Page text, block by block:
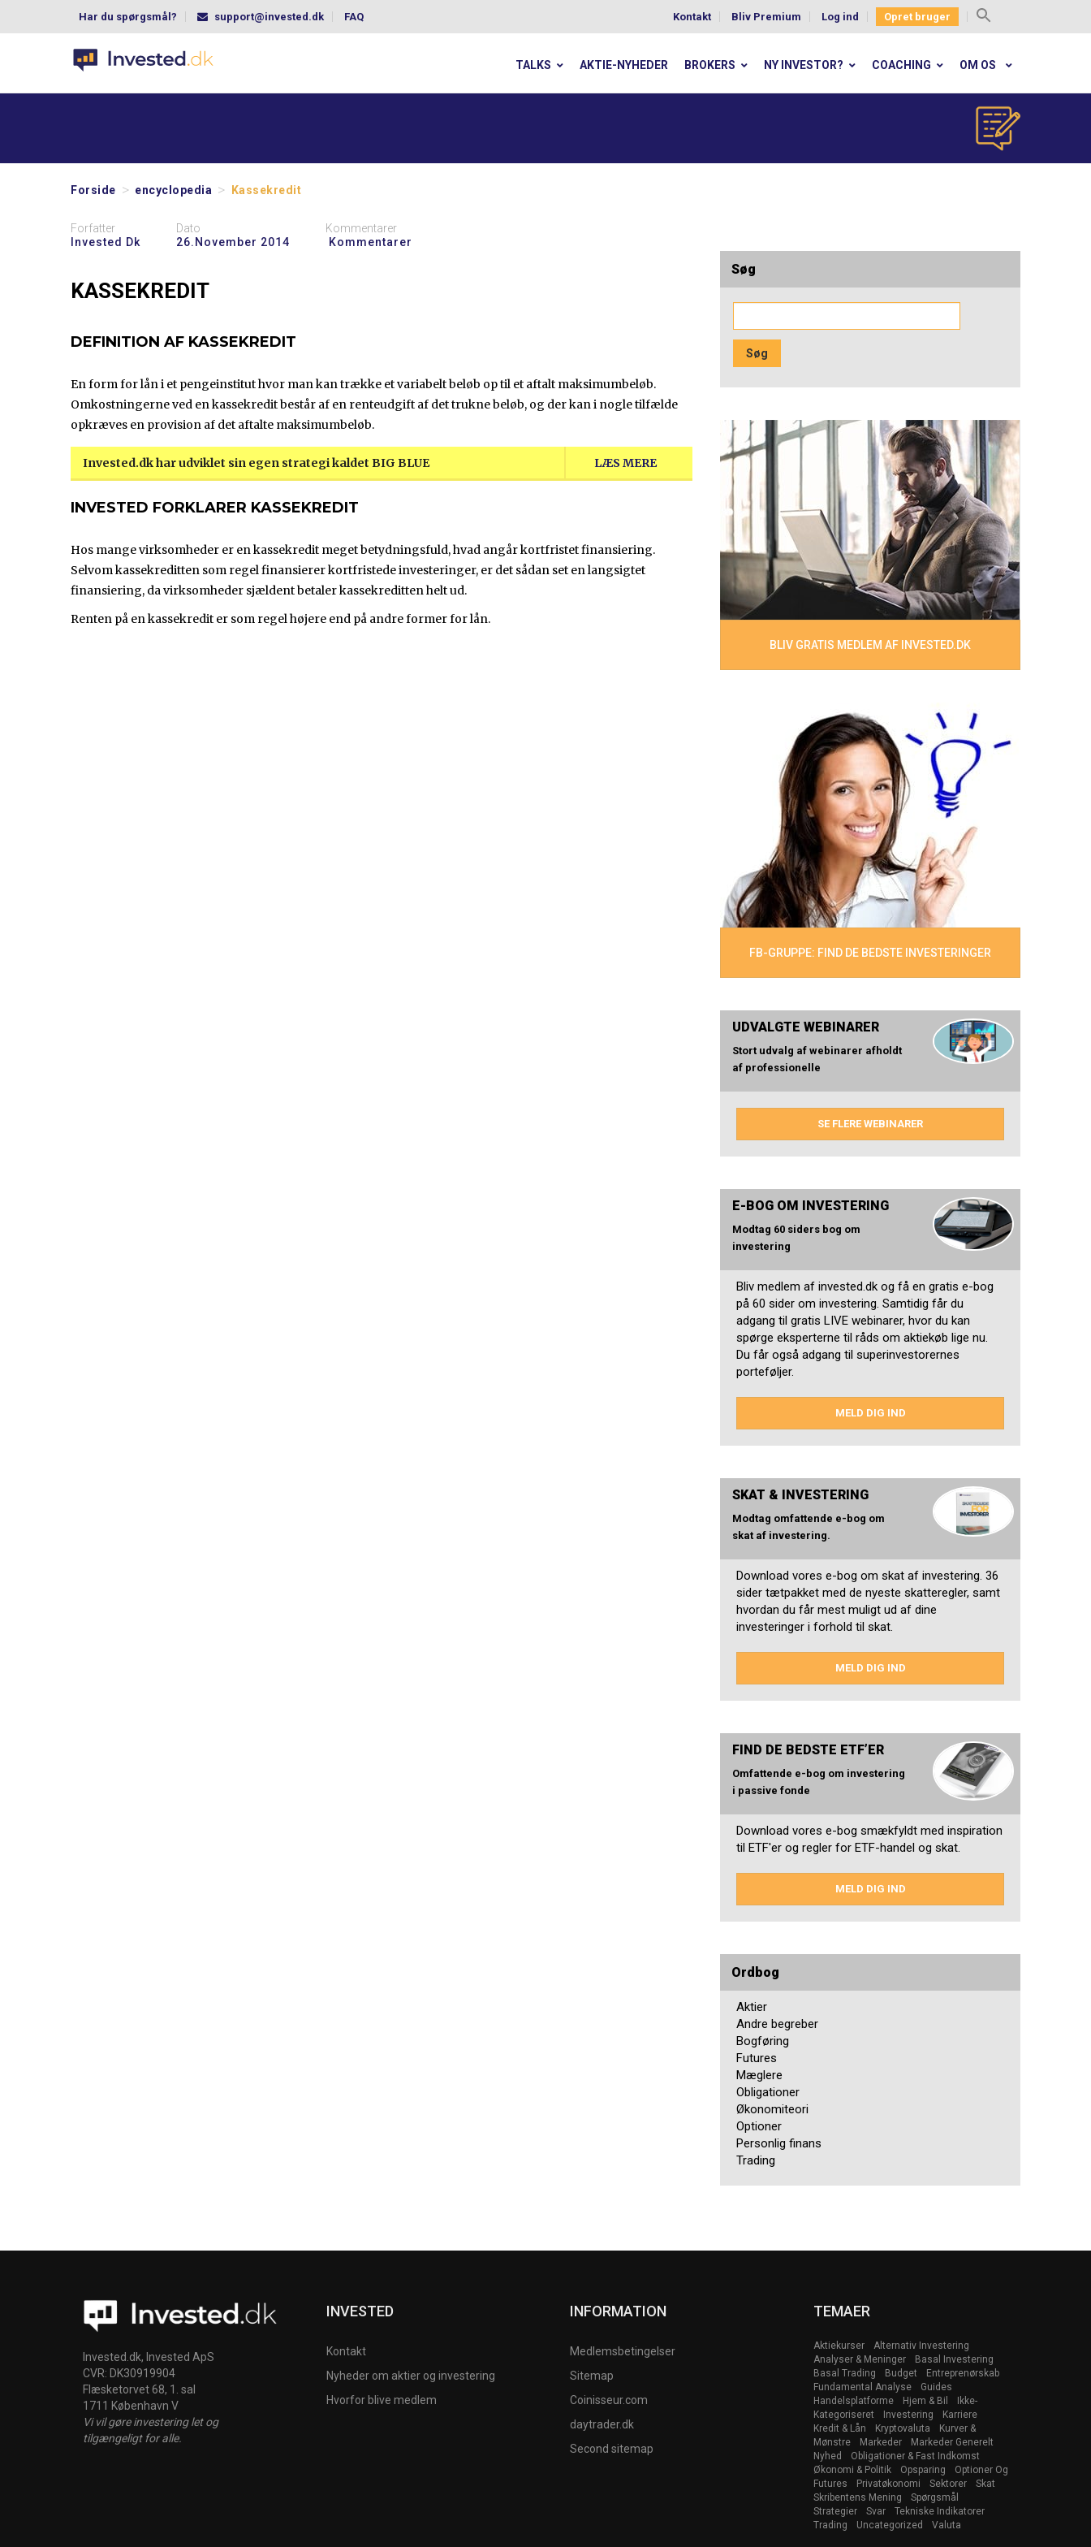
Har du spørgsmål? support@invested.dk FAQ Kontakt Bliv Premium Log ind Opret bruger
TALKS AKTIE-NYHEDER BROKERS NY INVESTOR? COACHING OM OS
Forside > encyclopedia > Kassekredit
Forfatter
Invested Dk
Dato
26.november 2014
Kommentarer
Kommentarer
KASSEKREDIT
DEFINITION AF KASSEKREDIT
En form for lån i et pengeinstitut hvor man kan trække et variabelt beløb op til et aftalt maksimumbeløb.
Omkostningerne ved en kassekredit består af en renteudgift af det trukne beløb, og der kan i nogle tilfælde
opkræves en provision af det aftalte maksimumbeløb.
Invested.dk har udviklet sin egen strategi kaldet BIG BLUE LÆS MERE
INVESTED FORKLARER KASSEKREDIT
Hos mange virksomheder er en kassekredit meget betydningsfuld, hvad angår kortfristet finansiering.
Selvom kassekreditten som regel finansierer kortfristede investeringer, er det sådan set en langsigtet
finansiering, da virksomheder sjældent betaler kassekreditten helt ud.
Renten på en kassekredit er som regel højere end på andre former for lån.
Søg
BLIV GRATIS MEDLEM AF INVESTED.DK
FB-GRUPPE: FIND DE BEDSTE INVESTERINGER
UDVALGTE WEBINARER
Stort udvalg af webinarer afholdt
af professionelle
SE FLERE WEBINARER
E-BOG OM INVESTERING
Modtag 60 siders bog om
investering
Bliv medlem af invested.dk og få en gratis e-bog
på 60 sider om investering. Samtidig får du
adgang til gratis LIVE webinarer, hvor du kan
spørge eksperterne til råds om aktiekøb lige nu.
Du får også adgang til superinvestorernes
porteføljer.
MELD DIG IND
SKAT & INVESTERING
Modtag omfattende e-bog om
skat af investering.
Download vores e-bog om skat af investering. 36
sider tætpakket med de nyeste skatteregler, samt
hvordan du får mest muligt ud af dine
investeringer i forhold til skat.
MELD DIG IND
FIND DE BEDSTE ETF’ER
Omfattende e-bog om investering
i passive fonde
Download vores e-bog smækfyldt med inspiration
til ETF'er og regler for ETF-handel og skat.
MELD DIG IND
Ordbog
Aktier
Andre begreber
Bogføring
Futures
Mæglere
Obligationer
Økonomiteori
Optioner
Personlig finans
Trading
Invested.dk, Invested ApS
CVR: DK30919904
Flæsketorvet 68, 1. sal
1711 København V
Vi vil gøre investering let og
tilgængeligt for alle.
INVESTED
Kontakt
Nyheder om aktier og investering
Hvorfor blive medlem
INFORMATION
Medlemsbetingelser
Sitemap
Coinisseur.com
daytrader.dk
Second sitemap
TEMAER
Aktiekurser
Alternativ Investering
Analyser & Meninger
Basal Investering
Basal Trading
Budget
Entreprenørskab
Fundamental Analyse
Guides
Handelsplatforme
Hjem & Bil
Ikke-
Kategoriseret
Investering
Karriere
Kredit & Lån
Kryptovaluta
Kurver &
Mønstre
Markeder
Markeder Generelt
Nyhed
Obligationer & Fast Indkomst
Økonomi & Politik
Opsparing
Optioner Og
Futures
Privatøkonomi Sektorer
Skat
Skribentens Mening
Spørgsmål
Strategier
Svar
Tekniske Indikatorer
Trading
Uncategorized Valuta